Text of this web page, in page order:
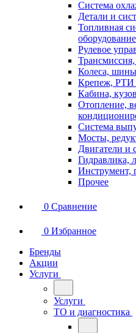
Система
Детали и
Топливная
оборудование
Рулевое
Колеса,
Крепеж, РТИ
Кабина,
Отопление,
Система
Мосты,
Двигатели и
Гидравлика,
Инструмент,
Прочее
0 Сравнение
0 Избранное
Бренды
Акции
Услуги
Услуги
ТО и диагностика